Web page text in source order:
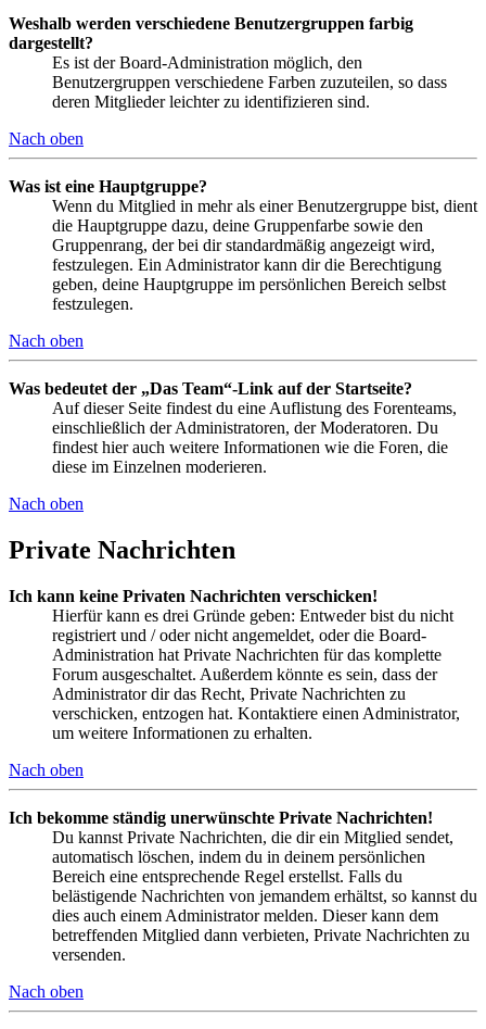
Weshalb werden verschiedene Benutzergruppen farbig
dargestellt?
Es ist der Board-Administration möglich, den
Benutzergruppen verschiedene Farben zuzuteilen, so dass
deren Mitglieder leichter zu identifizieren sind.
Nach oben
Was ist eine Hauptgruppe?
Wenn du Mitglied in mehr als einer Benutzergruppe bist, dient
die Hauptgruppe dazu, deine Gruppenfarbe sowie den
Gruppenrang, der bei dir standardmäßig angezeigt wird,
festzulegen. Ein Administrator kann dir die Berechtigung
geben, deine Hauptgruppe im persönlichen Bereich selbst
festzulegen.
Nach oben
Was bedeutet der „Das Team“-Link auf der Startseite?
Auf dieser Seite findest du eine Auflistung des Forenteams,
einschließlich der Administratoren, der Moderatoren. Du
findest hier auch weitere Informationen wie die Foren, die
diese im Einzelnen moderieren.
Nach oben
Private Nachrichten
Ich kann keine Privaten Nachrichten verschicken!
Hierfür kann es drei Gründe geben: Entweder bist du nicht
registriert und / oder nicht angemeldet, oder die Board-
Administration hat Private Nachrichten für das komplette
Forum ausgeschaltet. Außerdem könnte es sein, dass der
Administrator dir das Recht, Private Nachrichten zu
verschicken, entzogen hat. Kontaktiere einen Administrator,
um weitere Informationen zu erhalten.
Nach oben
Ich bekomme ständig unerwünschte Private Nachrichten!
Du kannst Private Nachrichten, die dir ein Mitglied sendet,
automatisch löschen, indem du in deinem persönlichen
Bereich eine entsprechende Regel erstellst. Falls du
belästigende Nachrichten von jemandem erhältst, so kannst du
dies auch einem Administrator melden. Dieser kann dem
betreffenden Mitglied dann verbieten, Private Nachrichten zu
versenden.
Nach oben